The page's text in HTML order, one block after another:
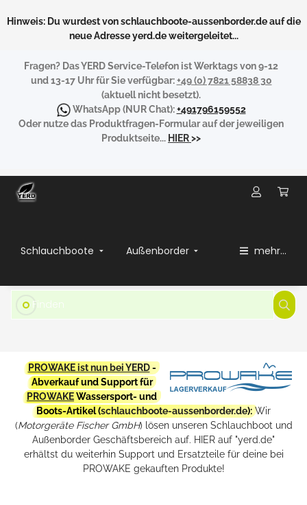
Hinweis: Du wurdest von schlauchboote-aussenborder.de auf die
neue Adresse yerd.de weitergeleitet...
Fragen? Das YERD Service-Telefon ist Werktags von 9-12
und 13-17 Uhr für Sie verfügbar:+49 (0) 7821 58838 30
(aktuell nicht besetzt).
WhatsApp(NUR Chat):+491796159552
Oder nutze das Produktfragen-Formular auf der jeweiligen
Produktseite... HIER>>
Schlauchboote Außenborder mehr...
PROWAKE ist nun bei YERD-
Abverkauf und Support für
PROWAKEWassersport- und
Boots-Artikel (schlauchboote-aussenborder.de): Wir
(Motorgeräte Fischer GmbH) lösen unseren Schlauchboot und
Außenborder Geschäftsbereich auf. HIER auf "yerd.de"
erhältst du weiterhin Support und Ersatzteile für deine bei
PROWAKE gekauften Produkte!